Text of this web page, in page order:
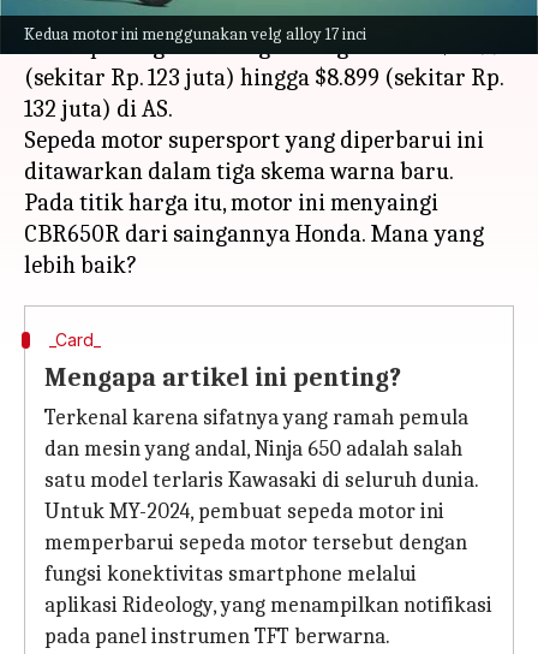
Kedua motor ini menggunakan velg alloy 17 inci
Kawasaki telah meluncurkan Ninja 650 2024
untuk pasar global dengan harga antara $8.299
(sekitar Rp. 123 juta) hingga $8.899 (sekitar Rp.
132 juta) di AS.
Sepeda motor supersport yang diperbarui ini
ditawarkan dalam tiga skema warna baru.
Pada titik harga itu, motor ini menyaingi
CBR650R dari saingannya Honda. Mana yang
_Card_
Mengapa artikel ini penting?
Terkenal karena sifatnya yang ramah pemula
dan mesin yang andal, Ninja 650 adalah salah
satu model terlaris Kawasaki di seluruh dunia.
Untuk MY-2024, pembuat sepeda motor ini
memperbarui sepeda motor tersebut dengan
fungsi konektivitas smartphone melalui
aplikasi Rideology, yang menampilkan notifikasi
pada panel instrumen TFT berwarna.